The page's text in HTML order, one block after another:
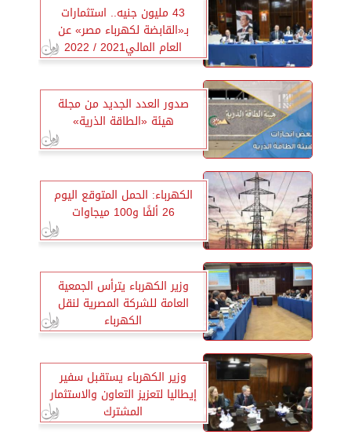
43 مليون جنيه.. استثمارات
بـ«القابضة لكهرباء مصر» عن
العام المالي2021 / 2022
صدور العدد الجديد من مجلة
هيئة «الطاقة الذرية»
الكهرباء: الحمل المتوقع اليوم
26 ألفًا و100 ميجاوات
وزير الكهرباء يترأس الجمعية
العامة للشركة المصرية لنقل
الكهرباء
وزير الكهرباء يستقبل سفير
إيطاليا لتعزيز التعاون والاستثمار
المشترك